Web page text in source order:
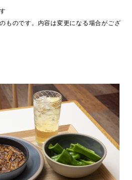
ものです。内容は変更になる場合がござ